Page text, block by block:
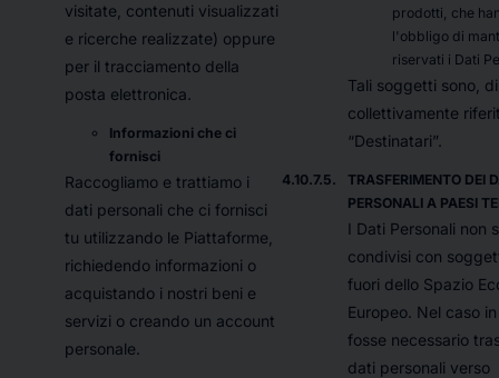
visitate, contenuti visualizzati
e ricerche realizzate) oppure
per il tracciamento della
posta elettronica.
Informazioni che ci
fornisci
Raccogliamo e trattiamo i
dati personali che ci fornisci
tu utilizzando le Piattaforme,
richiedendo informazioni o
acquistando i nostri beni e
servizi o creando un account
personale.
prodotti, che
l'obbligo di
riservati i Dati
Tali soggetti sono,
collettivamente
“Destinatari”.
TRASFERIMENTO DEI
PERSONALI A PAESI
I Dati Personali non
condivisi con
fuori dello Spazio
Europeo. Nel caso
fosse necessario
dati personali verso